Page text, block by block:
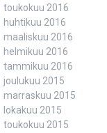
toukokuu 2016
huhtikuu 2016
maaliskuu 2016
helmikuu 2016
tammikuu 2016
joulukuu 2015
marraskuu 2015
lokakuu 2015
toukokuu 2015